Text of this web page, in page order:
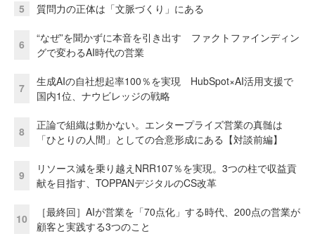
5 質問力の正体は「文脈づくり」にある
6
“なぜ”を聞かずに本音を引き出す ファクトファインディン
グで変わるAI時代の営業
7
生成AIの自社想起率100％を実現 HubSpot×AI活用支援で
国内1位、ナウビレッジの戦略
8
正論で組織は動かない。エンタープライズ営業の真髄は
「ひとりの人間」としての合意形成にある【対談前編】
9
リソース減を乗り越えNRR107％を実現。3つの柱で収益貢
献を目指す、TOPPANデジタルのCS改革
10
［最終回］AIが営業を「70点化」する時代、200点の営業が
顧客と実践する3つのこと